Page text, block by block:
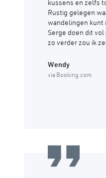
kussens en zelfs
Rustig gelegen
wandelingen kunt
Serge doen dit
zo verder zou ik
Wendy
via Booking.com